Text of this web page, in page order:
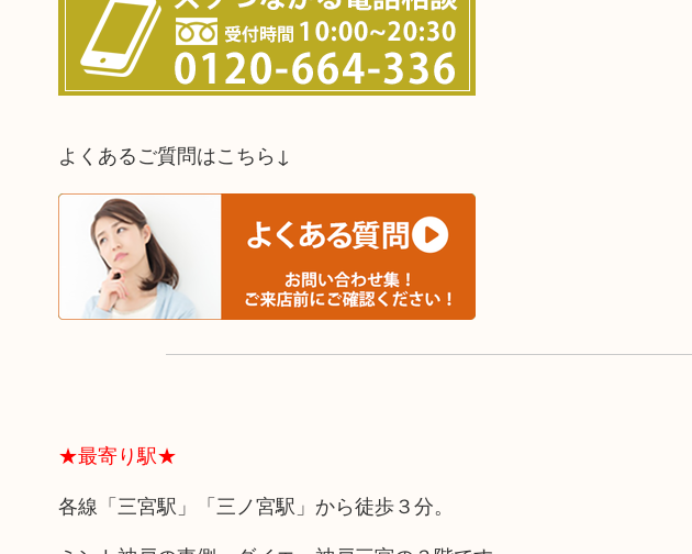
よくあるご質問はこちら↓
★最寄り駅★
各線「三宮駅」「三ノ宮駅」から徒歩３分。